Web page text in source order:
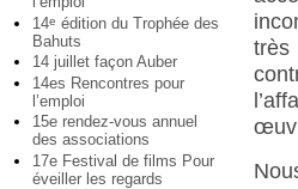
14e édition du Trophée des
Bahuts
14 juillet façon Auber
14es Rencontres pour
l’emploi
15e rendez-vous annuel
des associations
17e Festival de films Pour
éveiller les regards
très